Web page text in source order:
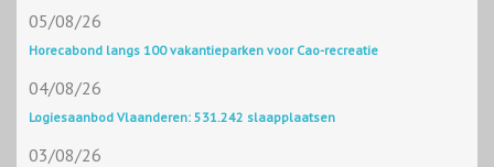
05/08/26
Horecabond langs 100 vakantieparken voor Cao-recreatie
04/08/26
Logiesaanbod Vlaanderen: 531.242 slaapplaatsen
03/08/26